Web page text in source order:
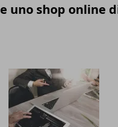
uno shop online